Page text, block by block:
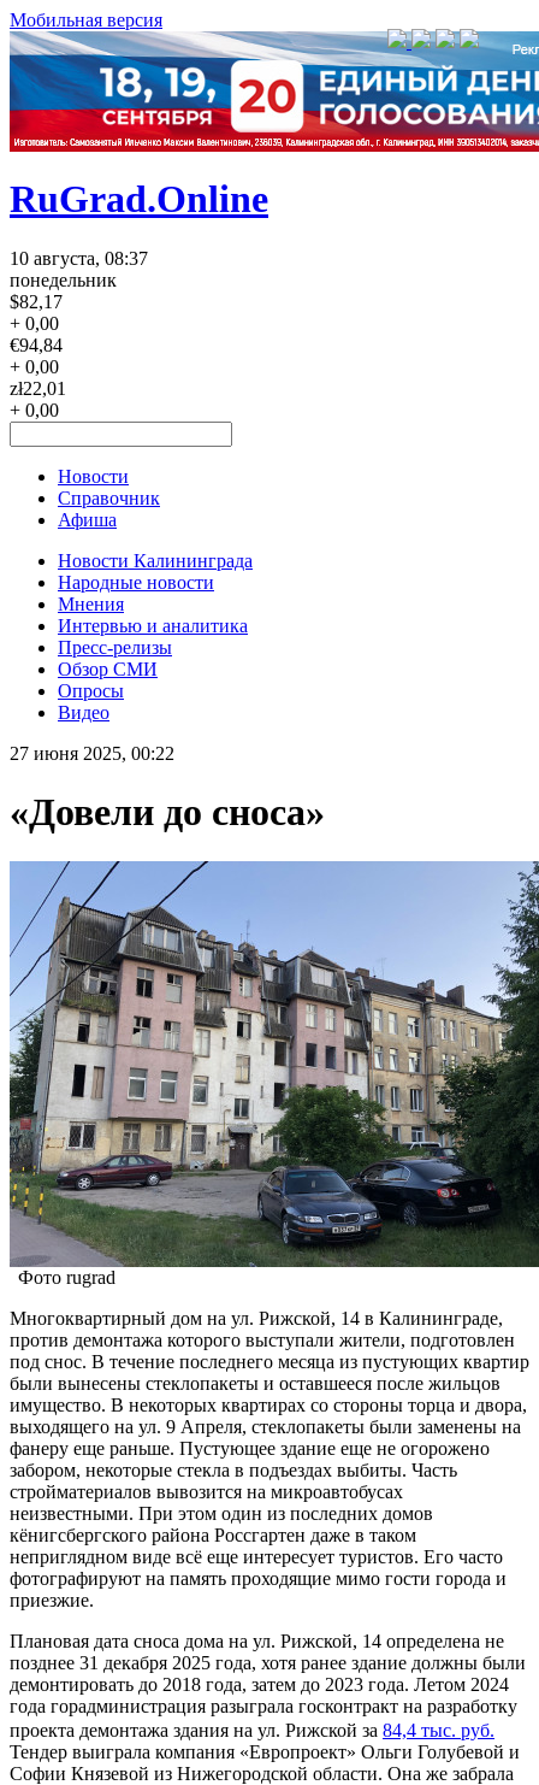
Мобильная версия
RuGrad.Online
10 августа, 08:37
понедельник
$82,17
+ 0,00
€94,84
+ 0,00
zł22,01
+ 0,00
Новости
Справочник
Афиша
Новости Калининграда
Народные новости
Мнения
Интервью и аналитика
Пресс-релизы
Обзор СМИ
Опросы
Видео
27 июня 2025, 00:22
«Довели до сноса»
Фото rugrad
Многоквартирный дом на ул. Рижской, 14 в Калининграде,
против демонтажа которого выступали жители, подготовлен
под снос. В течение последнего месяца из пустующих квартир
были вынесены стеклопакеты и оставшееся после жильцов
имущество. В некоторых квартирах со стороны торца и двора,
выходящего на ул. 9 Апреля, стеклопакеты были заменены на
фанеру еще раньше. Пустующее здание еще не огорожено
забором, некоторые стекла в подъездах выбиты. Часть
стройматериалов вывозится на микроавтобусах
неизвестными. При этом один из последних домов
кёнигсбергского района Россгартен даже в таком
неприглядном виде всё еще интересует туристов. Его часто
фотографируют на память проходящие мимо гости города и
приезжие.
Плановая дата сноса дома на ул. Рижской, 14 определена не
позднее 31 декабря 2025 года, хотя ранее здание должны были
демонтировать до 2018 года, затем до 2023 года. Летом 2024
года горадминистрация разыграла госконтракт на разработку
проекта демонтажа здания на ул. Рижской за 84,4 тыс. руб.
Тендер выиграла компания «Европроект» Ольги Голубевой и
Софии Князевой из Нижегородской области. Она же забрала